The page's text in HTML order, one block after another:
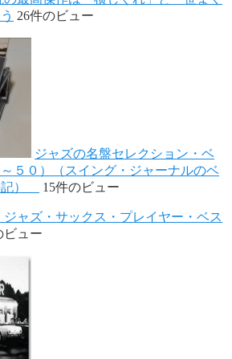
26件のビュー
ジャズの名盤セレクション・ベ
５０）（スイング・ジャーナルのベ
記）
15件のビュー
ャズ・サックス・プレイヤー・ベス
ビュー